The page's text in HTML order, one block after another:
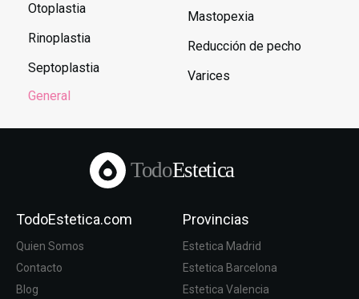
Otoplastia
Rinoplastia
Septoplastia
General
Mastopexia
Reducción de pecho
Varices
TodoEstetica
TodoEstetica.com
Quien Somos
Contacto
Blog
Provincias
Estetica Madrid
Estetica Barcelona
Estetica Valencia